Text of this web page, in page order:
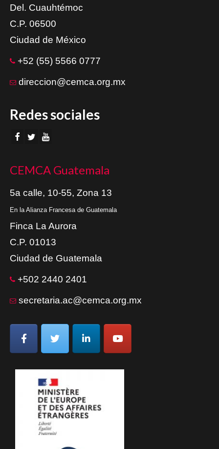
Del. Cuauhtémoc
C.P. 06500
Ciudad de México
+52 (55) 5566 0777
direccion@cemca.org.mx
Redes sociales
CEMCA Guatemala
5a calle, 10-55, Zona 13
En la Alianza Francesa de Guatemala
Finca La Aurora
C.P. 01013
Ciudad de Guatemala
+502 2440 2401
secretaria.ac@cemca.org.mx